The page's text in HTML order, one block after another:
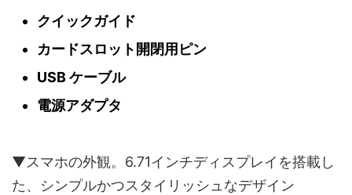
クイックガイド
カードスロット開閉用ピン
USB ケーブル
電源アダプタ
▼スマホの外観。6.71インチディスプレイを搭載し
た、シンプルかつスタイリッシュなデザイン